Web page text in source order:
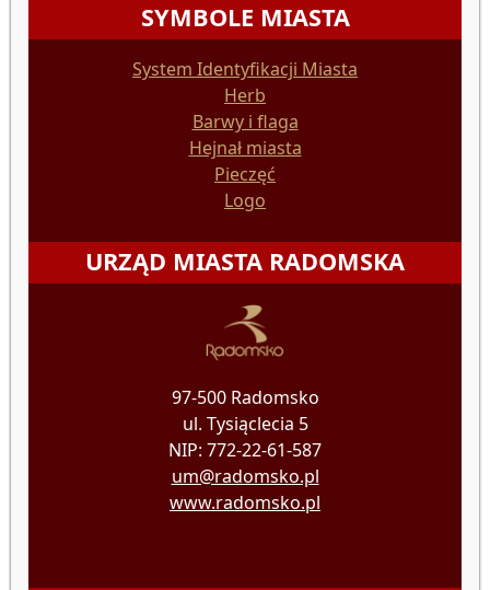
SYMBOLE MIASTA
System Identyfikacji Miasta
Herb
Barwy i flaga
Hejnał miasta
Pieczęć
Logo
URZĄD MIASTA RADOMSKA
97-500 Radomsko
ul. Tysiąclecia 5
NIP: 772-22-61-587
um@radomsko.pl
www.radomsko.pl